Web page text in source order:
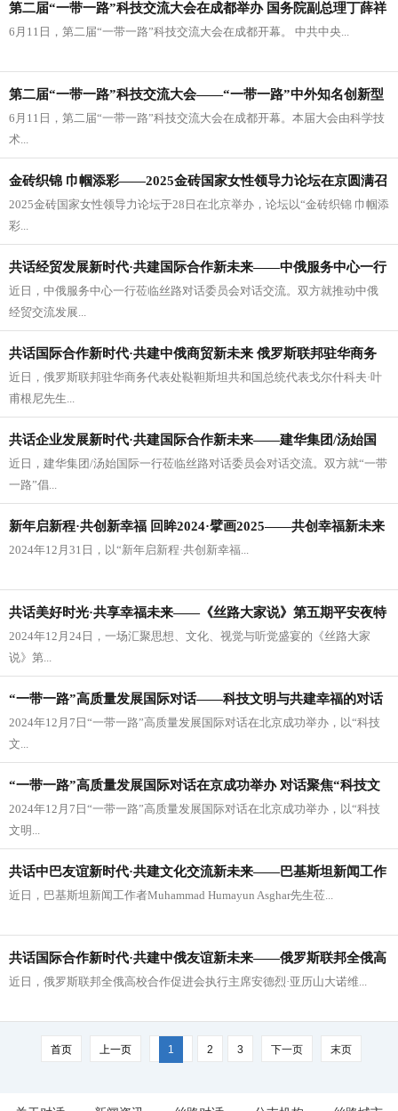
第二届“一带一路”科技交流大会在成都举办 国务院副总理丁薛祥
出席开幕式并发表主旨讲话
6月11日，第二届“一带一路”科技交流大会在成都开幕。 中共中央...
第二届“一带一路”科技交流大会——“一带一路”中外知名创新型
企业创投论坛在成都召开 “一带一路”国际科技企业联盟启动成立
6月11日，第二届“一带一路”科技交流大会在成都开幕。本届大会由科学技
术...
金砖织锦 巾帼添彩——2025金砖国家女性领导力论坛在京圆满召
开
2025金砖国家女性领导力论坛于28日在北京举办，论坛以“金砖织锦 巾帼添
彩...
共话经贸发展新时代·共建国际合作新未来——中俄服务中心一行
莅临丝路对话委员会
近日，中俄服务中心一行莅临丝路对话委员会对话交流。双方就推动中俄
经贸交流发展...
共话国际合作新时代·共建中俄商贸新未来 俄罗斯联邦驻华商务
代表处鞑靼斯坦共和国总统代表戈尔什科夫·叶甫根尼一行莅临丝
路对话委员会
近日，俄罗斯联邦驻华商务代表处鞑靼斯坦共和国总统代表戈尔什科夫·叶
甫根尼先生...
共话企业发展新时代·共建国际合作新未来——建华集团/汤始国
际一行莅临丝路对话委员会
近日，建华集团/汤始国际一行莅临丝路对话委员会对话交流。双方就“一带
一路”倡...
新年启新程·共创新幸福 回眸2024·擘画2025——共创幸福新未来
《丝路大家说》第六期2025跨年夜特别活动在北京盘古举办
2024年12月31日，以“新年启新程·共创新幸福...
共话美好时光·共享幸福未来——《丝路大家说》第五期平安夜特
别活动在北京盘古举办
2024年12月24日，一场汇聚思想、文化、视觉与听觉盛宴的《丝路大家
说》第...
“一带一路”高质量发展国际对话——科技文明与共建幸福的对话
2024年12月7日“一带一路”高质量发展国际对话在北京成功举办，以“科技
文...
“一带一路”高质量发展国际对话在京成功举办 对话聚焦“科技文
明与共建幸福” 的时代关系
2024年12月7日“一带一路”高质量发展国际对话在北京成功举办，以“科技
文明...
共话中巴友谊新时代·共建文化交流新未来——巴基斯坦新闻工作
者Muhammad Humayun Asghar先生莅临丝路对话委员会
近日，巴基斯坦新闻工作者Muhammad Humayun Asghar先生莅...
共话国际合作新时代·共建中俄友谊新未来——俄罗斯联邦全俄高
校合作促进会执行主席安德烈·亚历山大诺维奇莅临丝路对话委员
近日，俄罗斯联邦全俄高校合作促进会执行主席安德烈·亚历山大诺维...
首页 上一页 1 2 3 下一页 末页